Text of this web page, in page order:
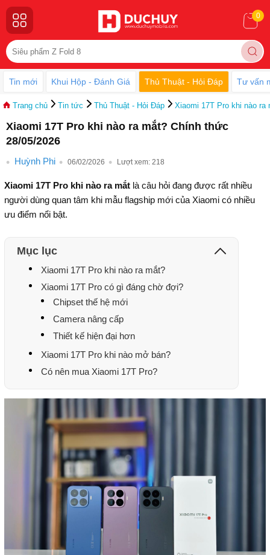
0
Tin mới Khui Hộp - Đánh Giá Thủ Thuật - Hỏi Đáp Tư vấn
Trang chủ Tin tức Thủ Thuật - Hỏi Đáp Xiaomi 17T Pro khi nào
Xiaomi 17T Pro khi nào ra mắt? Chính thức
28/05/2026
Huỳnh Phi 06/02/2026 Lượt xem: 218
Xiaomi 17T Pro khi nào ra mắtlà câu hỏi đang được rất nhiều
người dùng quan tâm khi mẫu flagship mới của Xiaomi có nhiều
ưu điểm nổi bật.
Mục lục
Xiaomi 17T Pro khi nào ra mắt?
Xiaomi 17T Pro có gì đáng chờ đợi?
Chipset thế hệ mới
Camera nâng cấp
Thiết kế hiện đại hơn
Xiaomi 17T Pro khi nào mở bán?
Có nên mua Xiaomi 17T Pro?